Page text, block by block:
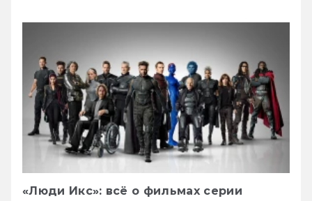
«Люди Икс»: всё о фильмах серии